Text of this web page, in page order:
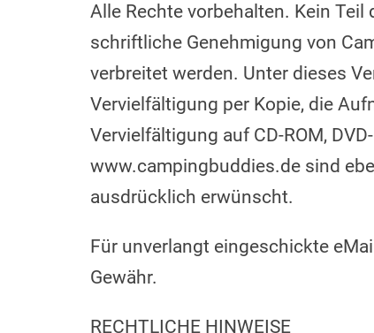
Alle Rechte vorbehalten. Kein
schriftliche Genehmigung von
verbreitet werden. Unter dieses
Vervielfältigung per Kopie, die
Vervielfältigung auf CD-ROM,
www.campingbuddies.de sind
ausdrücklich erwünscht.
Für unverlangt eingeschickte
Gewähr.
RECHTLICHE HINWEISE